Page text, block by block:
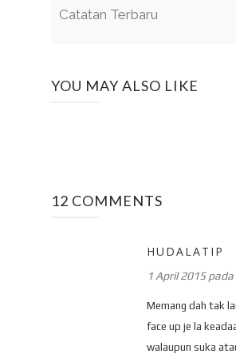
Catatan Terbaru
YOU MAY ALSO LIKE
12 COMMENTS
HUDALATIP
1 April 2015 pada
Memang dah tak
face up je la
walaupun suka